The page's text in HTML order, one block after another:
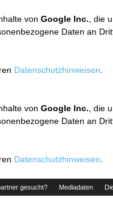
von Google Inc. , die
Daten an
Datenschutzhinweisen
von Google Inc. , die
Daten an
Datenschutzhinweisen
gesucht? Mediadaten